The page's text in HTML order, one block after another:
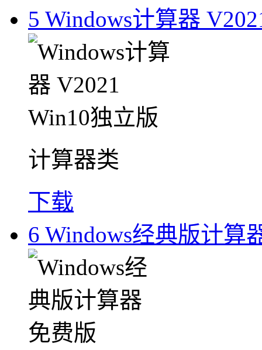
5 Windows计算器
计算器类
下载
6 Windows经典版计算